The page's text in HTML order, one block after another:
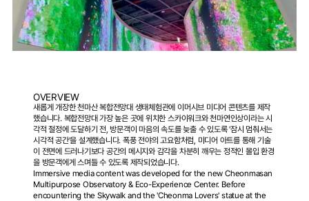
OVERVIEW
새롭게 개장한 천마산 복합전망대 생태체험관에 이머시브 미디어 콘텐츠를 제작
했습니다. 복합전망대 가장 높은 곳에 위치한 스카이워크와 천마연인상이라는 시
각적 절정에 도달하기 전, 방문객이 마음의 속도를 늦출 수 있도록 '잠시 멈춰서는
시각적 공간'을 설계했습니다. 폭풍 전야의 고요함처럼, 미디어 아트를 통해 기술
이 전면에 드러나기보다 공간의 메시지와 감각을 차분히 깨우는 정적인 몰입 환경
을 방문객에게 스며들 수 있도록 제작되었습니다.
Immersive media content was developed for the new Cheonmasan
Multipurpose Observatory & Eco-Experience Center. Before
encountering the Skywalk and the 'Cheonma Lovers' statue at the